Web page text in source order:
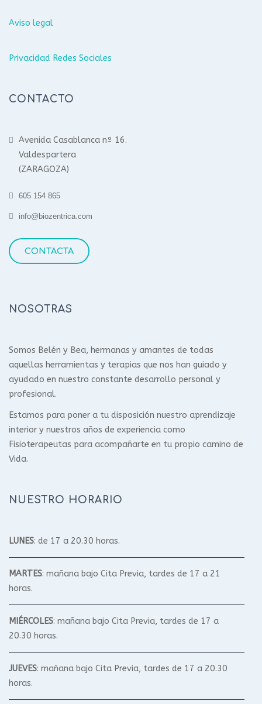
Aviso legal
Privacidad Redes Sociales
CONTACTO
Avenida Casablanca nº 16.
Valdespartera
(ZARAGOZA)
605 154 865
info@biozentrica.com
CONTACTA
NOSOTRAS
Somos Belén y Bea, hermanas y amantes de todas
aquellas herramientas y terapias que nos han guiado y
ayudado en nuestro constante desarrollo personal y
profesional.
Estamos para poner a tu disposición nuestro aprendizaje
interior y nuestros años de experiencia como
Fisioterapeutas para acompañarte en tu propio camino de
Vida.
NUESTRO HORARIO
LUNES: de 17 a 20.30 horas.
MARTES: mañana bajo Cita Previa, tardes de 17 a 21
horas.
MIÉRCOLES: mañana bajo Cita Previa, tardes de 17 a
20.30 horas.
JUEVES: mañana bajo Cita Previa, tardes de 17 a 20.30
horas.